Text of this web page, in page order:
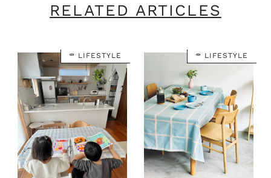
RELATED ARTICLES
LIFESTYLE LIFESTYLE